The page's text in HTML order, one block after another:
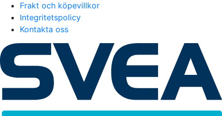
Frakt och köpevillkor
Integritetspolicy
Kontakta oss